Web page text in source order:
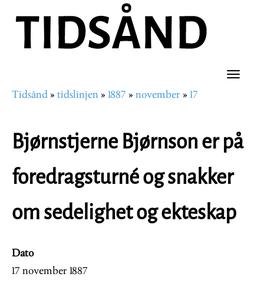
hovedinnhold
Toggle
Navigasjonssti
Tidsånd tidslinjen 1887 november 17
Bjørnstjerne Bjørnson er på
foredragsturné og snakker
om sedelighet og ekteskap
Dato
17 november 1887